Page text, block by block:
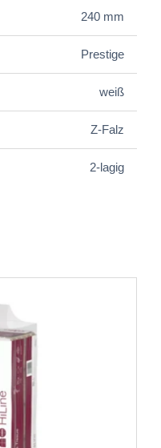
240 mm
Prestige
weiß
Z-Falz
2-lagig